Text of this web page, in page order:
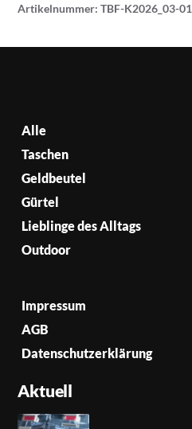
Artikelnummer:TBF-K2026_03-01
Alle
Taschen
Geldbeutel
Gürtel
Lieblinge des Alltags
Outdoor
Impressum
AGB
Datenschutzerklärung
Aktuell